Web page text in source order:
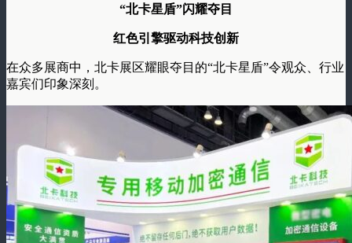
“北卡星盾”闪耀夺目
红色引擎驱动科技创新
在众多展商中，北卡展区耀眼夺目的“北卡星盾”令观众、行业
嘉宾们印象深刻。